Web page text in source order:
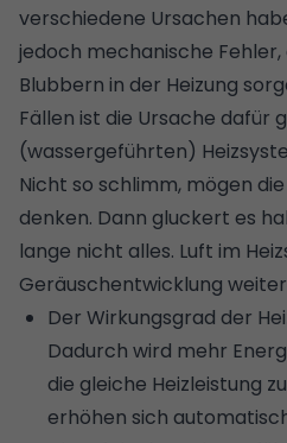
verschiedene Ursachen
jedoch mechanische
Blubbern in der Heizung
Fällen ist die Ursache dafür
(wassergeführten)
Nicht so schlimm, mögen
denken. Dann gluckert es
lange nicht alles. Luft im
Geräuschentwicklung
Der Wirkungsgrad der
Dadurch wird mehr
die gleiche Heizleistung
erhöhen sich